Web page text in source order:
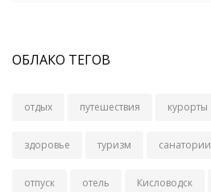
ОБЛАКО ТЕГОВ
отдых путешествия курорты
здоровье туризм санатории
отпуск отель Кисловодск